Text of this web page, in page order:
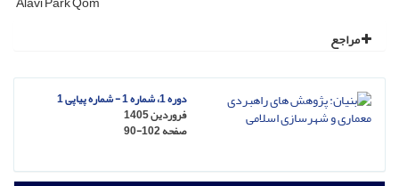
مراجع
دوره 1، شماره 1 - شماره پیاپی 1
فروردین 1405
صفحه90-102